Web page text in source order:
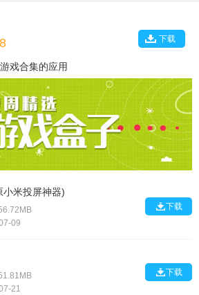
下载
戏合集的应用
小米投屏神器)
09
下载
21
下载